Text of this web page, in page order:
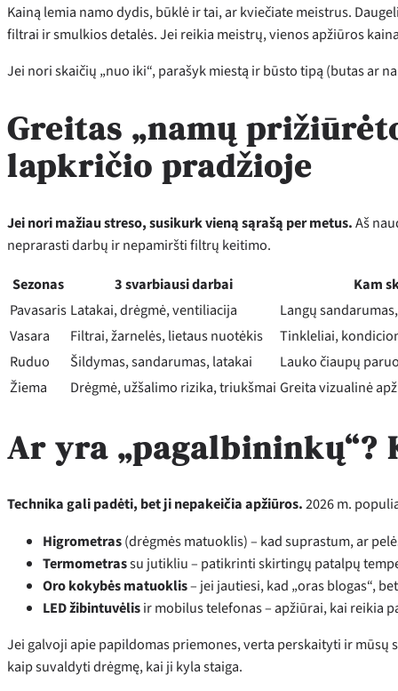
Kainą lemia namo dydis, būklė ir tai, ar kviečiate meistrus.
filtrai ir smulkios detalės. Jei reikia meistrų, vienos apžiūros
Jei nori skaičių „nuo iki“, parašyk miestą ir būsto tipą (butas ar
Greitas „namų
lapkričio pradžioje
Jei nori mažiau streso, susikurk vieną sąrašą per metus.Aš
neprarasti darbų ir nepamiršti filtrų keitimo.
Sezonas
3 svarbiausi darbai
Kam
Pavasaris Latakai, drėgmė, ventiliacija
Langų
Vasara
Filtrai, žarnelės, lietaus nuotėkis
Tinkleliai,
Ruduo
Šildymas, sandarumas, latakai
Lauko čiaupų
Žiema
Drėgmė, užšalimo rizika, triukšmai Greita vizualinė
Ar yra „pagalbininkų“?
Technika gali padėti, bet ji nepakeičia apžiūros.2026 m.
Higrometras(drėgmės matuoklis) – kad suprastum, ar
Termometrassu jutikliu – patikrinti skirtingų patalpų
Oro kokybės matuoklis– jei jautiesi, kad „oras blogas“,
LED žibintuvėlisir mobilus telefonas – apžiūrai, kai reikia
Jei galvoji apie papildomas priemones, verta perskaityti ir
kaip suvaldyti drėgmę, kai ji kyla staiga.